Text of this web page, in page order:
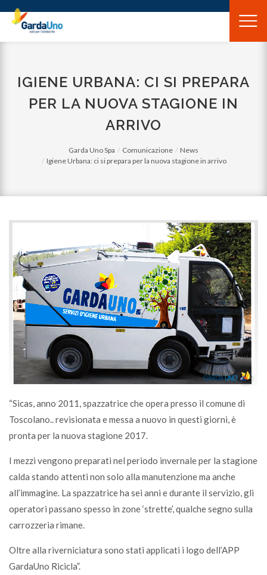
Gardauno
Spa
IGIENE URBANA: CI SI PREPARA
PER LA NUOVA STAGIONE IN
ARRIVO
Garda Uno Spa Comunicazione
News
Igiene Urbana: ci si prepara per la nuova stagione in arrivo
“Sicas, anno 2011, spazzatrice che opera presso il comune di
Toscolano.. revisionata e messa a nuovo in questi giorni, è
pronta per la nuova stagione 2017.
I mezzi vengono preparati nel periodo invernale per la stagione
calda stando attenti non solo alla manutenzione ma anche
all’immagine. La spazzatrice ha sei anni e durante il servizio, gli
operatori passano spesso in zone ‘strette’, qualche segno sulla
carrozzeria rimane.
Oltre alla riverniciatura sono stati applicati i logo dell’APP
GardaUno Ricicla”.